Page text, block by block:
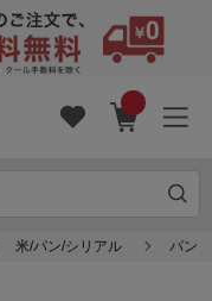
米/パン/シリアル パン